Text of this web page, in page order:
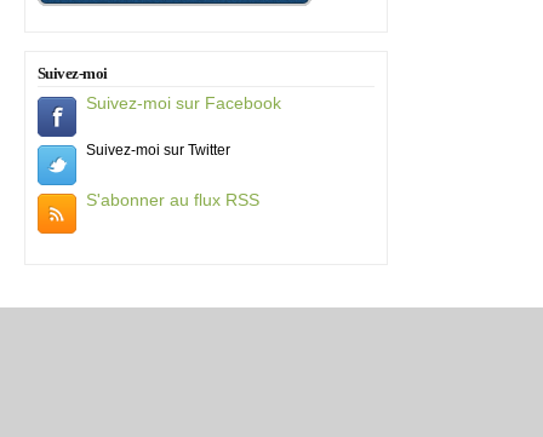
Suivez-moi
Suivez-moi sur Facebook
Suivez-moi sur Twitter
S'abonner au flux RSS